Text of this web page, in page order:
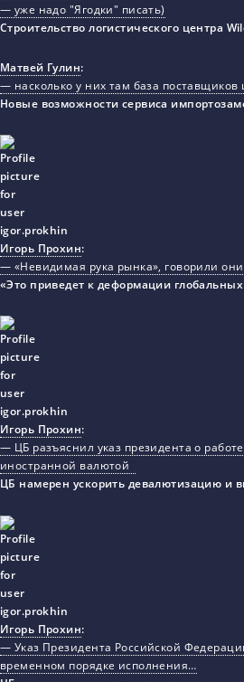
— уже надо "Ягодки" писать)
Строительство логистического центра
Матвей Гулин:
— насколько у них там база поставщиков
Новые возможности сервиса
Игорь Прохин:
— «Невидимая рука рынка», говорили
«Это приведет к деформации
Игорь Прохин:
— ЦБ разъяснил указ президента о
иностранной валютой
ЦБ намерен ускорить девалютизацию и
Игорь Прохин:
— Указ Президента Российской
временном порядке исполнения…